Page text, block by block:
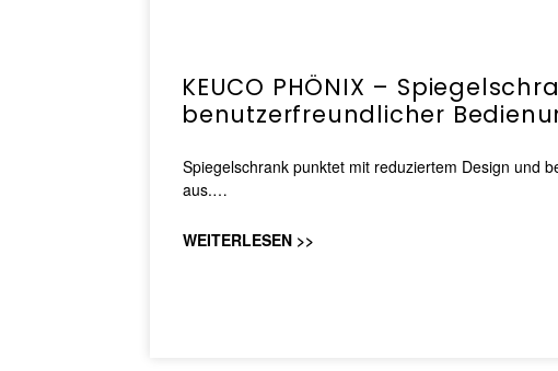
KEUCO PHÖNIX –
benutzerfreundlicher
Spiegelschrank punktet mit reduziertem Design und
aus.…
WEITERLESEN >>